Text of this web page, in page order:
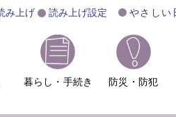
み上げ 読み上げ設定 やさしい
暮らし・手続き 防災・防犯